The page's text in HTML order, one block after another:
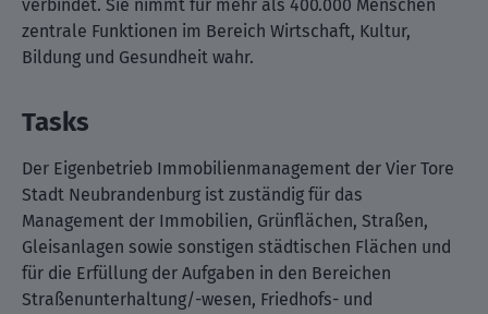
verbindet. Sie nimmt für mehr als 400.000 Menschen
zentrale Funktionen im Bereich Wirtschaft, Kultur,
Bildung und Gesundheit wahr.
Tasks
Der Eigenbetrieb Immobilienmanagement der Vier Tore
Stadt Neubrandenburg ist zuständig für das
Management der Immobilien, Grünflächen, Straßen,
Gleisanlagen sowie sonstigen städtischen Flächen und
für die Erfüllung der Aufgaben in den Bereichen
Straßenunterhaltung/-wesen, Friedhofs- und